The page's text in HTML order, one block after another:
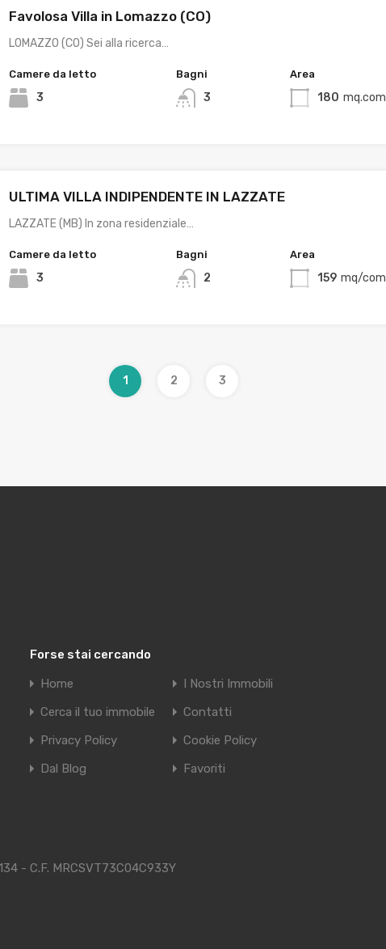
Favolosa Villa in Lomazzo (CO)
LOMAZZO (CO) Sei alla ricerca…
Camere da letto
3
Bagni
3
Area
180 mq.com
ULTIMA VILLA INDIPENDENTE IN LAZZATE
LAZZATE (MB) In zona residenziale…
Camere da letto
3
Bagni
2
Area
159 mq/com
1 2 3
Forse stai cercando
Home
I Nostri Immobili
Cerca il tuo immobile
Contatti
Privacy Policy
Cookie Policy
Dal Blog
Favoriti
- C.F. MRCSVT73C04C933Y